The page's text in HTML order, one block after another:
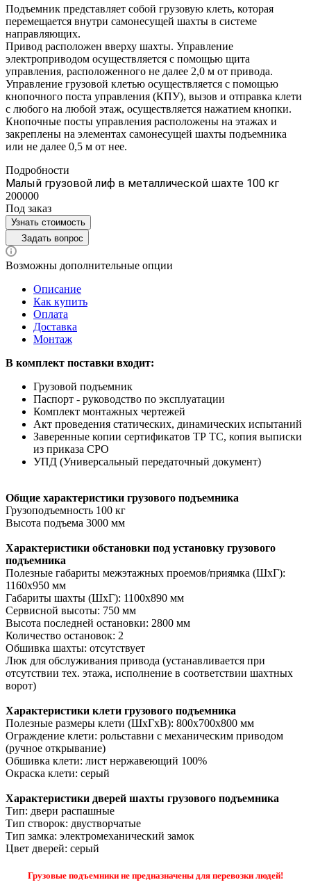
Подъемник представляет собой грузовую клеть, которая
перемещается внутри самонесущей шахты в системе
направляющих.
Привод расположен вверху шахты. Управление
электроприводом осуществляется с помощью щита
управления, расположенного не далее 2,0 м от привода.
Управление грузовой клетью осуществляется с помощью
кнопочного поста управления (КПУ), вызов и отправка клети
с любого на любой этаж, осуществляется нажатием кнопки.
Кнопочные посты управления расположены на этажах и
закреплены на элементах самонесущей шахты подъемника
или не далее 0,5 м от нее.
Подробности
Малый грузовой лиф в металлической шахте 100 кг
200000
Под заказ
Узнать стоимость
Задать вопрос
Возможны дополнительные опции
Описание
Как купить
Оплата
Доставка
Монтаж
В комплект поставки входит:
Грузовой подъемник
Паспорт - руководство по эксплуатации
Комплект монтажных чертежей
Акт проведения статических, динамических испытаний
Заверенные копии сертификатов ТР ТС, копия выписки
из приказа СРО
УПД (Универсальный передаточный документ)
Общие характеристики грузового подъемника
Грузоподъемность 100 кг
Высота подъема 3000 мм
Характеристики обстановки под установку грузового
подъемника
Полезные габариты межэтажных проемов/приямка (ШхГ):
1160х950 мм
Габариты шахты (ШхГ): 1100х890 мм
Сервисной высоты: 750 мм
Высота последней остановки: 2800 мм
Количество остановок: 2
Обшивка шахты: отсутствует
Люк для обслуживания привода (устанавливается при
отсутствии тех. этажа, исполнение в соответствии шахтных
ворот)
Характеристики клети грузового подъемника
Полезные размеры клети (ШхГхВ): 800х700х800 мм
Ограждение клети: рольставни с механическим приводом
(ручное открывание)
Обшивка клети: лист нержавеющий 100%
Окраска клети: серый
Характеристики дверей шахты грузового подъемника
Тип: двери распашные
Тип створок: двустворчатые
Тип замка: электромеханический замок
Цвет дверей: серый
Грузовые подъемники не предназначены для перевозки людей!